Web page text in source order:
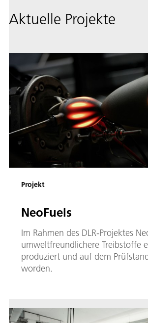
Aktuelle Projekte
Projekt
NeoFuels
Im Rahmen des DLR-Projektes
umweltfreundlichere Treibstoffe
produziert und auf dem
worden.